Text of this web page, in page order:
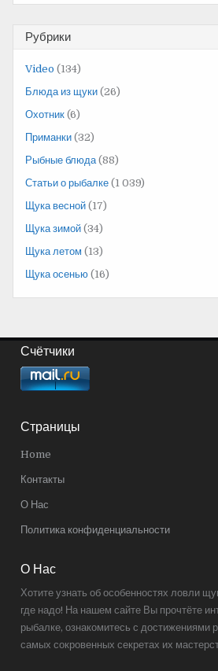
Рубрики
Video (134)
Блюда из щуки (26)
Охотник (6)
Приманки (32)
Рыбные блюда (88)
Статьи о рыбалке (1 039)
Щука весной (17)
Щука зимой (34)
Щука летом (13)
Щука осенью (16)
Счётчики
Страницы
Home
Контакты
О Нас
Политика конфиденциальности
О Нас
Хотите узнать об особенностях ловли
где надо! На нашем сайте Вы прочтёте
рыбалке, ознакомитесь с достижениями
самых сокровенных секретах их